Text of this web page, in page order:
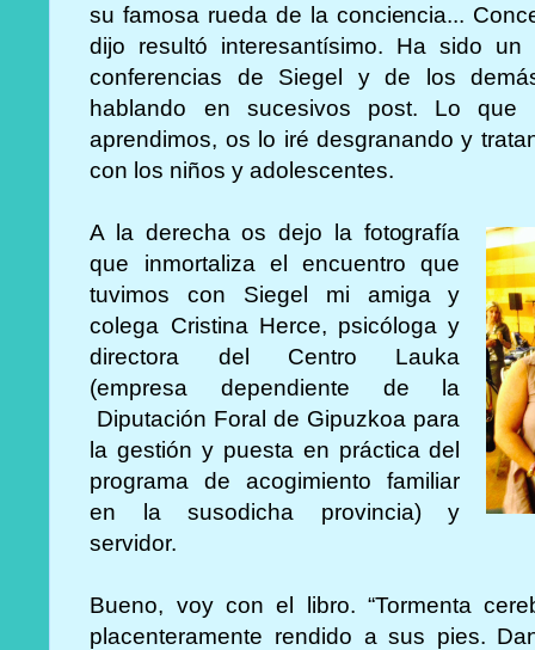
su famosa rueda de la conciencia...
dijo resultó interesantísimo. Ha sido
conferencias de Siegel y de los
hablando en sucesivos post. Lo
aprendimos, os lo iré desgranando y
con los niños y adolescentes.
A la derecha os dejo la fotografía
que inmortaliza el encuentro que
tuvimos con Siegel mi amiga y
colega Cristina Herce, psicóloga y
directora del Centro Lauka
(empresa dependiente de la
Diputación Foral de Gipuzkoa para
la gestión y puesta en práctica del
programa de acogimiento familiar
en la susodicha provincia) y
servidor.
Bueno, voy con el libro. “Tormenta
placenteramente rendido a sus pies.